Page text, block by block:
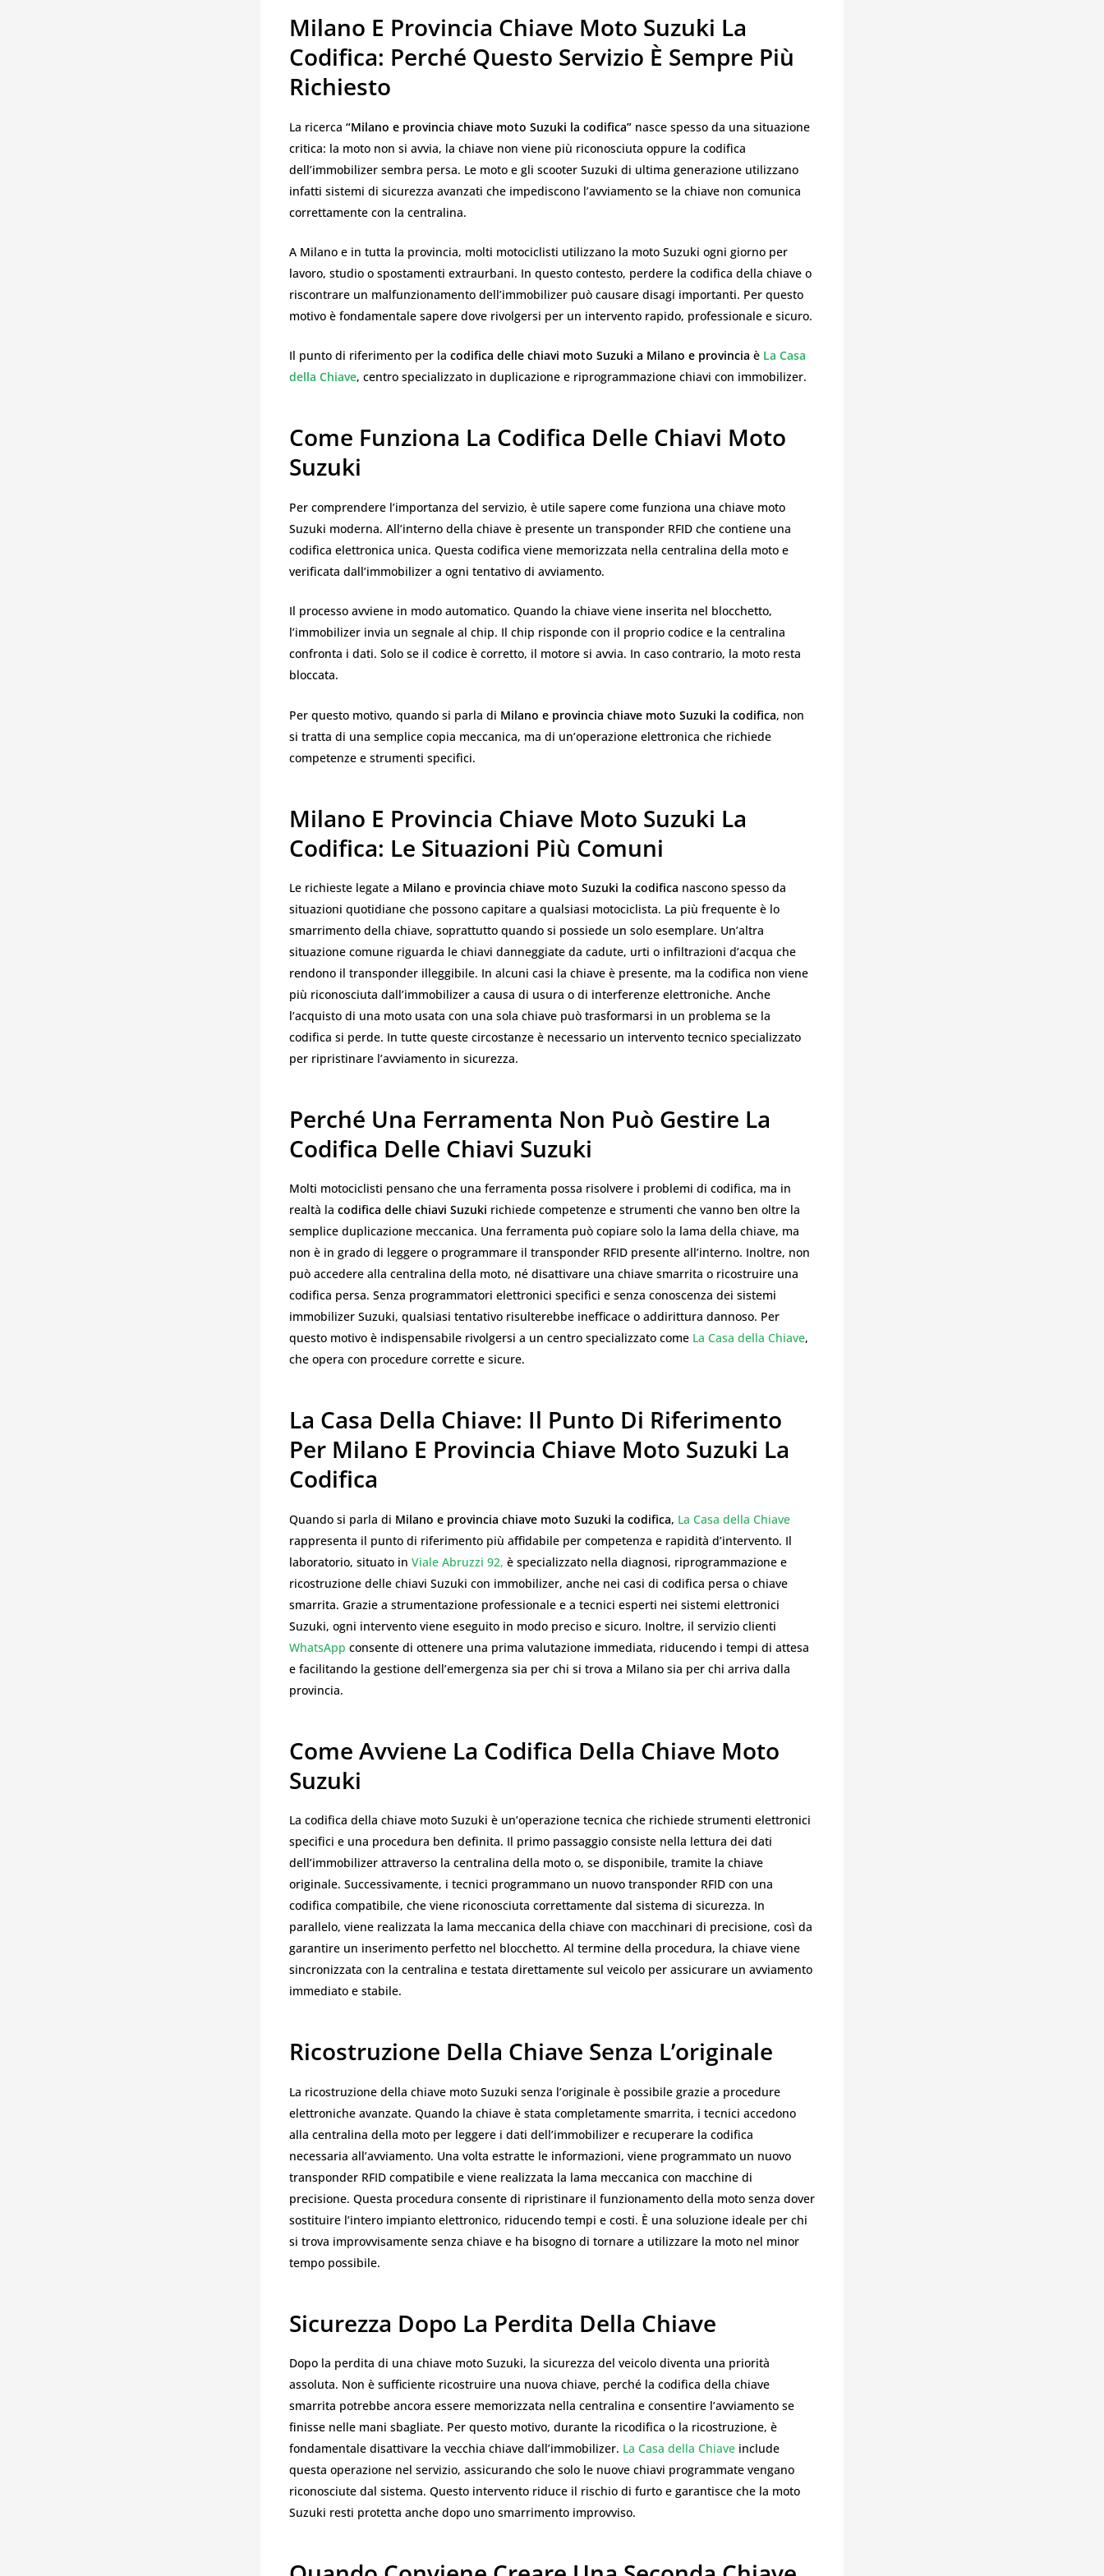
Milano E Provincia Chiave Moto Suzuki La
Codifica: Perché Questo Servizio È Sempre Più
Richiesto
La ricerca “Milano e provincia chiave moto Suzuki la codifica” nasce spesso da una situazione
critica: la moto non si avvia, la chiave non viene più riconosciuta oppure la codifica
dell’immobilizer sembra persa. Le moto e gli scooter Suzuki di ultima generazione utilizzano
infatti sistemi di sicurezza avanzati che impediscono l’avviamento se la chiave non comunica
correttamente con la centralina.
A Milano e in tutta la provincia, molti motociclisti utilizzano la moto Suzuki ogni giorno per
lavoro, studio o spostamenti extraurbani. In questo contesto, perdere la codifica della chiave o
riscontrare un malfunzionamento dell’immobilizer può causare disagi importanti. Per questo
motivo è fondamentale sapere dove rivolgersi per un intervento rapido, professionale e sicuro.
Il punto di riferimento per la codifica delle chiavi moto Suzuki a Milano e provincia è La Casa
della Chiave, centro specializzato in duplicazione e riprogrammazione chiavi con immobilizer.
Come Funziona La Codifica Delle Chiavi Moto
Suzuki
Per comprendere l’importanza del servizio, è utile sapere come funziona una chiave moto
Suzuki moderna. All’interno della chiave è presente un transponder RFID che contiene una
codifica elettronica unica. Questa codifica viene memorizzata nella centralina della moto e
verificata dall’immobilizer a ogni tentativo di avviamento.
Il processo avviene in modo automatico. Quando la chiave viene inserita nel blocchetto,
l’immobilizer invia un segnale al chip. Il chip risponde con il proprio codice e la centralina
confronta i dati. Solo se il codice è corretto, il motore si avvia. In caso contrario, la moto resta
bloccata.
Per questo motivo, quando si parla di Milano e provincia chiave moto Suzuki la codifica, non
si tratta di una semplice copia meccanica, ma di un’operazione elettronica che richiede
competenze e strumenti specifici.
Milano E Provincia Chiave Moto Suzuki La
Codifica: Le Situazioni Più Comuni
Le richieste legate a Milano e provincia chiave moto Suzuki la codifica nascono spesso da
situazioni quotidiane che possono capitare a qualsiasi motociclista. La più frequente è lo
smarrimento della chiave, soprattutto quando si possiede un solo esemplare. Un’altra
situazione comune riguarda le chiavi danneggiate da cadute, urti o infiltrazioni d’acqua che
rendono il transponder illeggibile. In alcuni casi la chiave è presente, ma la codifica non viene
più riconosciuta dall’immobilizer a causa di usura o di interferenze elettroniche. Anche
l’acquisto di una moto usata con una sola chiave può trasformarsi in un problema se la
codifica si perde. In tutte queste circostanze è necessario un intervento tecnico specializzato
per ripristinare l’avviamento in sicurezza.
Perché Una Ferramenta Non Può Gestire La
Codifica Delle Chiavi Suzuki
Molti motociclisti pensano che una ferramenta possa risolvere i problemi di codifica, ma in
realtà la codifica delle chiavi Suzuki richiede competenze e strumenti che vanno ben oltre la
semplice duplicazione meccanica. Una ferramenta può copiare solo la lama della chiave, ma
non è in grado di leggere o programmare il transponder RFID presente all’interno. Inoltre, non
può accedere alla centralina della moto, né disattivare una chiave smarrita o ricostruire una
codifica persa. Senza programmatori elettronici specifici e senza conoscenza dei sistemi
immobilizer Suzuki, qualsiasi tentativo risulterebbe inefficace o addirittura dannoso. Per
questo motivo è indispensabile rivolgersi a un centro specializzato come La Casa della Chiave,
che opera con procedure corrette e sicure.
La Casa Della Chiave: Il Punto Di Riferimento
Per Milano E Provincia Chiave Moto Suzuki La
Codifica
Quando si parla di Milano e provincia chiave moto Suzuki la codifica, La Casa della Chiave
rappresenta il punto di riferimento più affidabile per competenza e rapidità d’intervento. Il
laboratorio, situato in Viale Abruzzi 92, è specializzato nella diagnosi, riprogrammazione e
ricostruzione delle chiavi Suzuki con immobilizer, anche nei casi di codifica persa o chiave
smarrita. Grazie a strumentazione professionale e a tecnici esperti nei sistemi elettronici
Suzuki, ogni intervento viene eseguito in modo preciso e sicuro. Inoltre, il servizio clienti
WhatsApp consente di ottenere una prima valutazione immediata, riducendo i tempi di attesa
e facilitando la gestione dell’emergenza sia per chi si trova a Milano sia per chi arriva dalla
provincia.
Come Avviene La Codifica Della Chiave Moto
Suzuki
La codifica della chiave moto Suzuki è un’operazione tecnica che richiede strumenti elettronici
specifici e una procedura ben definita. Il primo passaggio consiste nella lettura dei dati
dell’immobilizer attraverso la centralina della moto o, se disponibile, tramite la chiave
originale. Successivamente, i tecnici programmano un nuovo transponder RFID con una
codifica compatibile, che viene riconosciuta correttamente dal sistema di sicurezza. In
parallelo, viene realizzata la lama meccanica della chiave con macchinari di precisione, così da
garantire un inserimento perfetto nel blocchetto. Al termine della procedura, la chiave viene
sincronizzata con la centralina e testata direttamente sul veicolo per assicurare un avviamento
immediato e stabile.
Ricostruzione Della Chiave Senza L’originale
La ricostruzione della chiave moto Suzuki senza l’originale è possibile grazie a procedure
elettroniche avanzate. Quando la chiave è stata completamente smarrita, i tecnici accedono
alla centralina della moto per leggere i dati dell’immobilizer e recuperare la codifica
necessaria all’avviamento. Una volta estratte le informazioni, viene programmato un nuovo
transponder RFID compatibile e viene realizzata la lama meccanica con macchine di
precisione. Questa procedura consente di ripristinare il funzionamento della moto senza dover
sostituire l’intero impianto elettronico, riducendo tempi e costi. È una soluzione ideale per chi
si trova improvvisamente senza chiave e ha bisogno di tornare a utilizzare la moto nel minor
tempo possibile.
Sicurezza Dopo La Perdita Della Chiave
Dopo la perdita di una chiave moto Suzuki, la sicurezza del veicolo diventa una priorità
assoluta. Non è sufficiente ricostruire una nuova chiave, perché la codifica della chiave
smarrita potrebbe ancora essere memorizzata nella centralina e consentire l’avviamento se
finisse nelle mani sbagliate. Per questo motivo, durante la ricodifica o la ricostruzione, è
fondamentale disattivare la vecchia chiave dall’immobilizer. La Casa della Chiave include
questa operazione nel servizio, assicurando che solo le nuove chiavi programmate vengano
riconosciute dal sistema. Questo intervento riduce il rischio di furto e garantisce che la moto
Suzuki resti protetta anche dopo uno smarrimento improvviso.